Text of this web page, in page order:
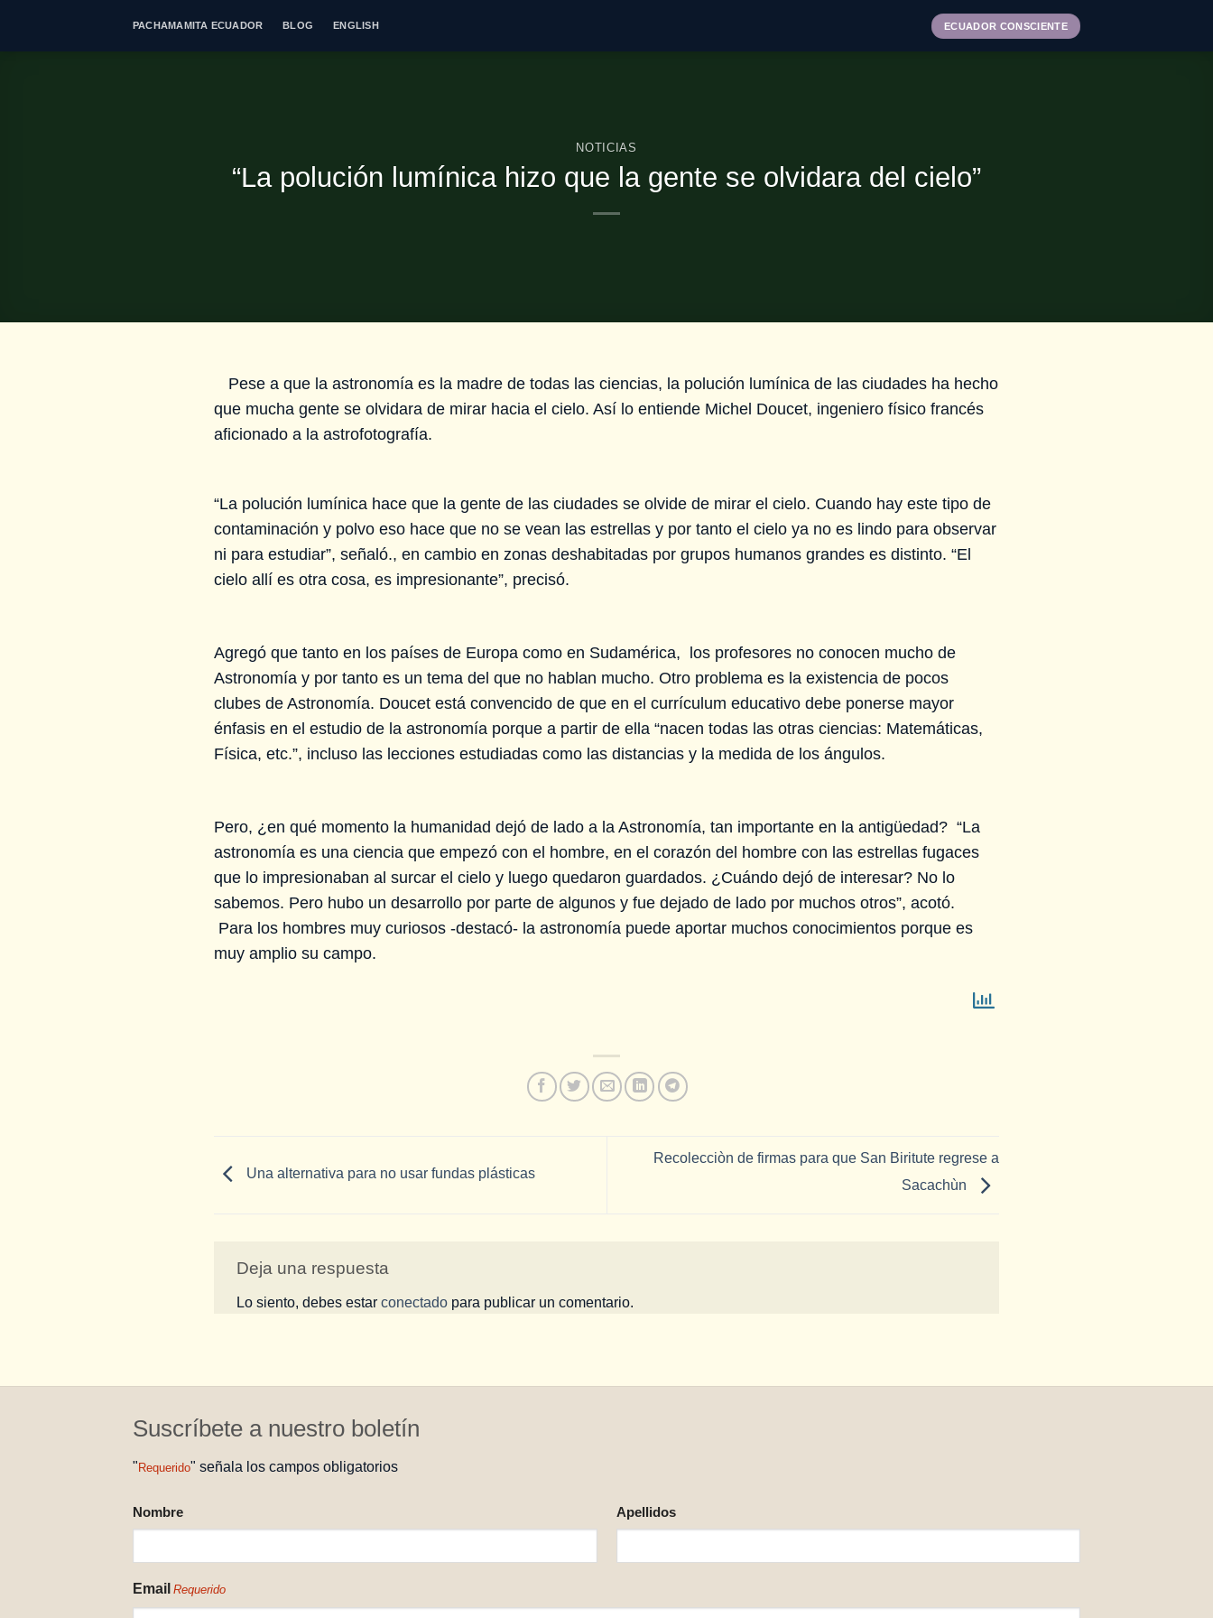
PACHAMAMITA ECUADOR BLOG ENGLISH ECUADOR CONSCIENTE
NOTICIAS
“La polución lumínica hizo que la gente se olvidara del cielo”
Pese a que la astronomía es la madre de todas las ciencias, la polución lumínica de las ciudades ha hecho
que mucha gente se olvidara de mirar hacia el cielo. Así lo entiende Michel Doucet, ingeniero físico francés
aficionado a la astrofotografía.
“La polución lumínica hace que la gente de las ciudades se olvide de mirar el cielo. Cuando hay este tipo de
contaminación y polvo eso hace que no se vean las estrellas y por tanto el cielo ya no es lindo para observar
ni para estudiar”, señaló., en cambio en zonas deshabitadas por grupos humanos grandes es distinto. “El
cielo allí es otra cosa, es impresionante”, precisó.
Agregó que tanto en los países de Europa como en Sudamérica, los profesores no conocen mucho de
Astronomía y por tanto es un tema del que no hablan mucho. Otro problema es la existencia de pocos
clubes de Astronomía. Doucet está convencido de que en el currículum educativo debe ponerse mayor
énfasis en el estudio de la astronomía porque a partir de ella “nacen todas las otras ciencias: Matemáticas,
Física, etc.”, incluso las lecciones estudiadas como las distancias y la medida de los ángulos.
Pero, ¿en qué momento la humanidad dejó de lado a la Astronomía, tan importante en la antigüedad? “La
astronomía es una ciencia que empezó con el hombre, en el corazón del hombre con las estrellas fugaces
que lo impresionaban al surcar el cielo y luego quedaron guardados. ¿Cuándo dejó de interesar? No lo
sabemos. Pero hubo un desarrollo por parte de algunos y fue dejado de lado por muchos otros”, acotó.
Para los hombres muy curiosos -destacó- la astronomía puede aportar muchos conocimientos porque es
muy amplio su campo.
Una alternativa para no usar fundas plásticas
Recolecciòn de firmas para que San Biritute regrese a
Sacachùn
Deja una respuesta
Lo siento, debes estar conectado para publicar un comentario.
Suscríbete a nuestro boletín
" Requerido" señala los campos obligatorios
NOMBRE
REQUERIDO
Nombre Apellidos
Email Requerido